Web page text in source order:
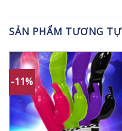
SẢN PHẨM TƯƠNG TỰ
-11%